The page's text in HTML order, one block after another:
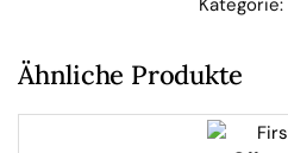
W
Kategorie:
Ähnliche Produkte